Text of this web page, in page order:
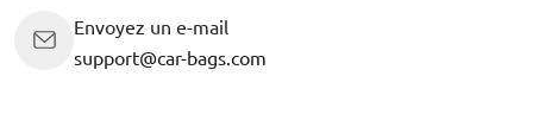
Envoyez un e-mail
support@car-bags.com